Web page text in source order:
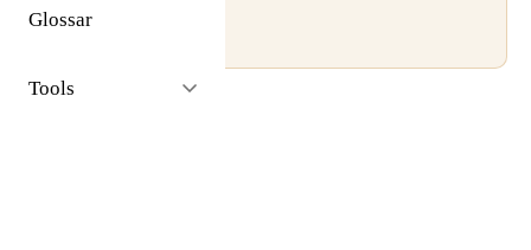
Glossar
Tools
Profil beanspruchen →